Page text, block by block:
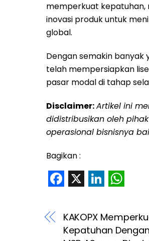
memperkuat kepatuhan,
inovasi produk untuk
global.
Dengan semakin banyak
telah mempersiapkan
pasar modal di tahap
Disclaimer:Artikel ini
didistribusikan oleh
operasional bisnisnya
Bagikan :
F
a
c
X L
i
n
W
h
a
KAKOPX
Kepatuhan